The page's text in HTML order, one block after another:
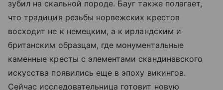
зубил на скальной породе. Бауг также полагает,
что традиция резьбы норвежских крестов
восходит не к немецким, а к ирландским и
британским образцам, где монументальные
каменные кресты с элементами скандинавского
искусства появились еще в эпоху викингов.
Сейчас исследовательница готовит новую